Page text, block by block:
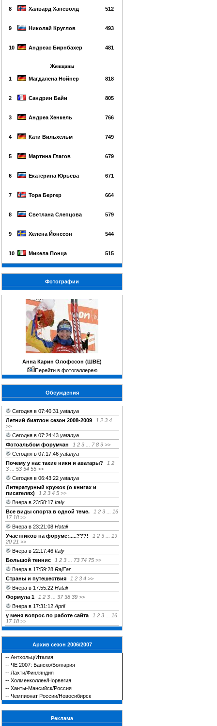
8 Халвард Ханеволд 512
9 Николай Круглов 493
10 Андреас Бирнбахер 481
Женщины
1 Магдалена Нойнер 818
2 Сандрин Байи 805
3 Андреа Хенкель 766
4 Кати Вильхельм 749
5 Мартина Глагов 679
6 Екатерина Юрьева 671
7 Тора Бергер 664
8 Светлана Слепцова 579
9 Хелена Йонссон 544
10 Микела Понца 515
Фотографии
Анна Карин Олофссон (ШВЕ)
Перейти в фотогаллерею
Обсуждения
Сегодня в 07:40:31 yatanya
Летний биатлон сезон 2008-2009
1 2 3 4
>>
Сегодня в 07:24:43 yatanya
Фотоальбом форумчан
1 2 3 7 8 9 >>
Сегодня в 07:17:46 yatanya
Почему у нас такие ники и аватары?
1 2
3
53 54 55 >>
Сегодня в 06:43:22 yatanya
Литературный кружок (о книгах и
писателях)
1 2 3 4 5 >>
Вчера в 23:58:17 Italy
Все виды спорта в одной теме.
1 2 3
16
17 18 >>
Вчера в 23:21:08 Hatali
Участников на форуме:.....???!
1 2 3
19
20 21 >>
Вчера в 22:17:46 Italy
Большой теннис
1 2 3 73 74 75 >>
Вчера в 17:59:28 RajFar
Страны и путешествия
1 2 3 4 >>
Вчера в 17:55:22 Hatali
Формула 1
1 2 3 37 38 39 >>
Вчера в 17:31:12 April
у меня вопрос по работе сайта
1 2 3
16
17 18 >>
Архив сезон 2006/2007
-- Антхольц/Италия
-- ЧЕ 2007: Банско/Болгария
-- Лахти/Финляндия
-- Холменколлен/Норвегия
-- Ханты-Мансийск/Россия
-- Чемпионат России/Новосибирск
Реклама